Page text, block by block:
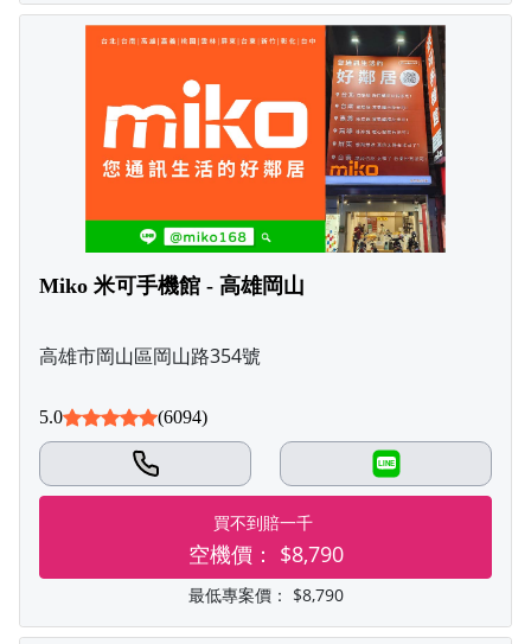
Miko 米可手機館 - 高雄岡山
高雄市岡山區岡山路354號
5.0 (6094)
LINE
買不到賠一千
空機價： $8,790
最低專案價： $8,790